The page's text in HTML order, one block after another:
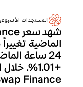
المستجدات
24 ساعة
+1.01%.